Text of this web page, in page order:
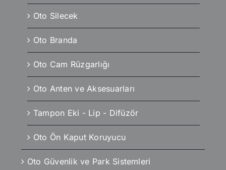
Oto Silecek
Oto Branda
Oto Cam Rüzgarlığı
Oto Anten ve Aksesuarları
Tampon Eki - Lip - Difüzör
Oto Ön Kaput Koruyucu
Oto Güvenlik ve Park Sistemleri